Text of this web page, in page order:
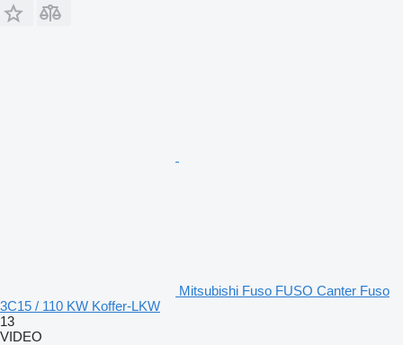
Mitsubishi Fuso FUSO Canter Fuso
3C15 / 110 KW Koffer-LKW
13
VIDEO